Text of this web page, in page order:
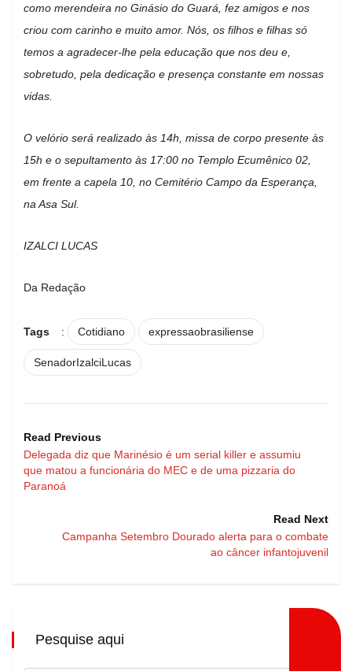
como merendeira no Ginásio do Guará, fez amigos e nos
criou com carinho e muito amor. Nós, os filhos e filhas só
temos a agradecer-lhe pela educação que nos deu e,
sobretudo, pela dedicação e presença constante em nossas
vidas.
O velório será realizado às 14h, missa de corpo presente às
15h e o sepultamento às 17:00 no Templo Ecumênico 02,
em frente a capela 10, no Cemitério Campo da Esperança,
na Asa Sul.
IZALCI LUCAS
Da Redação
Tags : Cotidiano expressaobrasiliense
SenadorIzalciLucas
Read Previous
Delegada diz que Marinésio é um serial killer e assumiu
que matou a funcionária do MEC e de uma pizzaria do
Paranoá
Read Next
Campanha Setembro Dourado alerta para o combate
ao câncer infantojuvenil
Pesquise aqui